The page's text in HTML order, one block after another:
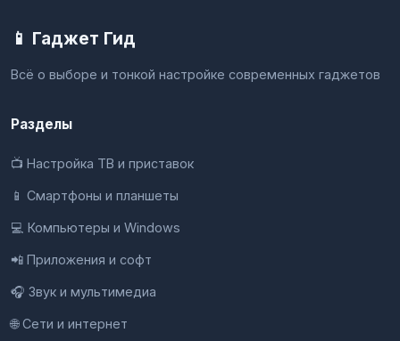
📱 Гаджет Гид
Всё о выборе и тонкой настройке современных гаджетов
Разделы
📺 Настройка ТВ и приставок
📱 Смартфоны и планшеты
💻 Компьютеры и Windows
📲 Приложения и софт
🎧 Звук и мультимедиа
🌐 Сети и интернет